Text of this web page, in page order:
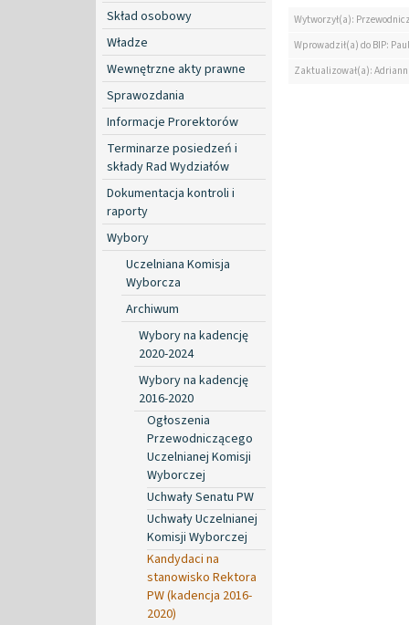
Skład osobowy
Władze
Wewnętrzne akty prawne
Sprawozdania
Informacje Prorektorów
Terminarze posiedzeń i
składy Rad Wydziałów
Dokumentacja kontroli i
raporty
Wybory
Uczelniana Komisja
Wyborcza
Archiwum
Wybory na kadencję
2020-2024
Wybory na kadencję
2016-2020
Ogłoszenia
Przewodniczącego
Uczelnianej Komisji
Wyborczej
Uchwały Senatu PW
Uchwały Uczelnianej
Komisji Wyborczej
Kandydaci na
stanowisko Rektora
PW (kadencja 2016-
2020)
Wytworzył(a):
Wprowadził(a) do BIP:
Zaktualizował(a):